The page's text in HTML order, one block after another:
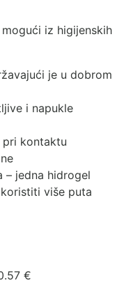
iz higijenskih
je u dobrom
i napukle
pri kontaktu
– jedna hidrogel
više puta
€